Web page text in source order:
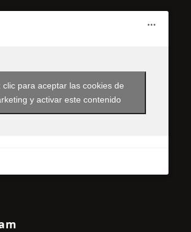
clic para aceptar las cookies de
y activar este contenido